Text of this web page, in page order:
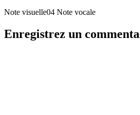
Note visuelle04 Note vocale
Enregistrez un